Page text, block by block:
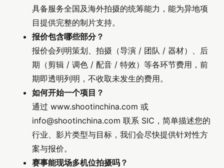
具备服务全国及海外拍摄的统筹能力，能为异地项
目提供完整的制片支持。
报价包含哪些部分？
报价会列明策划、拍摄（导演 / 团队 / 器材）、后
期（剪辑 / 调色 / 配音 / 特效）等各环节费用，前
期即透明列明，不收取未发生的费用。
如何开始一个项目？
通过 www.shootinchina.com 或
info@shootinchina.com 联系 SIC，简单描述您的
行业、影片类型与目标，我们会尽快提供针对性方
案与报价。
赛事能现场多机位拍摄吗？